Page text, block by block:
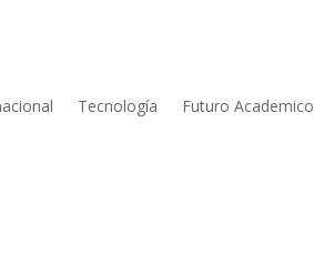
Tecnología Futuro Academico